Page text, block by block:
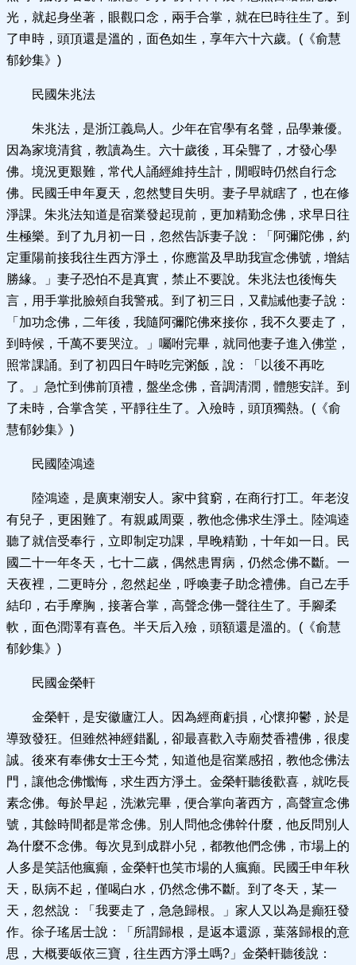
光，就起身坐著，眼觀口念，兩手合掌，就在巳時往生了。到
了申時，頭頂還是溫的，面色如生，享年六十六歲。(《俞慧
郁鈔集》)
民國朱兆法
朱兆法，是浙江義烏人。少年在官學有名聲，品學兼優。
因為家境清貧，教讀為生。六十歲後，耳朵聾了，才發心學
佛。境況更艱難，常代人誦經維持生計，閒暇時仍然自行念
佛。民國壬申年夏天，忽然雙目失明。妻子早就瞎了，也在修
淨課。朱兆法知道是宿業發起現前，更加精勤念佛，求早日往
生極樂。到了九月初一日，忽然告訴妻子說：「阿彌陀佛，約
定重陽前接我往生西方淨土，你應當及早助我宣念佛號，增結
勝緣。」妻子恐怕不是真實，禁止不要說。朱兆法也後悔失
言，用手掌批臉頰自我警戒。到了初三日，又勸誡他妻子說：
「加功念佛，二年後，我隨阿彌陀佛來接你，我不久要走了，
到時候，千萬不要哭泣。」囑咐完畢，就同他妻子進入佛堂，
照常課誦。到了初四日午時吃完粥飯，說：「以後不再吃
了。」急忙到佛前頂禮，盤坐念佛，音調清潤，體態安詳。到
了未時，合掌含笑，平靜往生了。入殮時，頭頂獨熱。(《俞
慧郁鈔集》)
民國陸鴻逵
陸鴻逵，是廣東潮安人。家中貧窮，在商行打工。年老沒
有兒子，更困難了。有親戚周粟，教他念佛求生淨土。陸鴻逵
聽了就信受奉行，立即制定功課，早晚精勤，十年如一日。民
國二十一年冬天，七十二歲，偶然患胃病，仍然念佛不斷。一
天夜裡，二更時分，忽然起坐，呼喚妻子助念禮佛。自己左手
結印，右手摩胸，接著合掌，高聲念佛一聲往生了。手腳柔
軟，面色潤澤有喜色。半天后入殮，頭額還是溫的。(《俞慧
郁鈔集》)
民國金榮軒
金榮軒，是安徽廬江人。因為經商虧損，心懷抑鬱，於是
導致發狂。但雖然神經錯亂，卻最喜歡入寺廟焚香禮佛，很虔
誠。後來有奉佛女士王今梵，知道他是宿業感招，教他念佛法
門，讓他念佛懺悔，求生西方淨土。金榮軒聽後歡喜，就吃長
素念佛。每於早起，洗漱完畢，便合掌向著西方，高聲宣念佛
號，其餘時間都是常念佛。別人問他念佛幹什麼，他反問別人
為什麼不念佛。每次見到成群小兒，都教他們念佛，市場上的
人多是笑話他瘋癲，金榮軒也笑市場的人瘋癲。民國壬申年秋
天，臥病不起，僅喝白水，仍然念佛不斷。到了冬天，某一
天，忽然說：「我要走了，急急歸根。」家人又以為是癲狂發
作。徐子瑤居士說：「所謂歸根，是返本還源，葉落歸根的意
思，大概要皈依三寶，往生西方淨土嗎?」金榮軒聽後說：